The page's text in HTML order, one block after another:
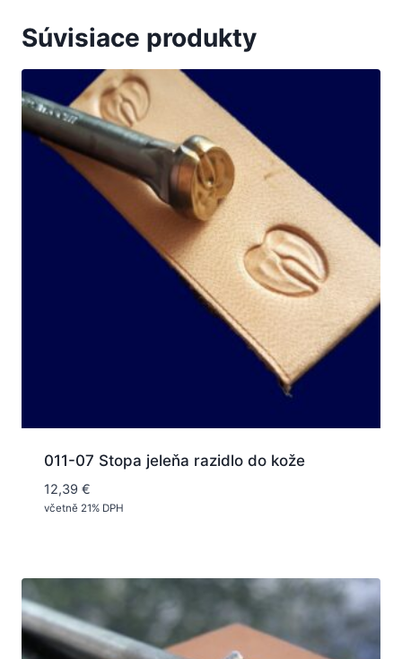
Súvisiace produkty
011-07 Stopa jeleňa razidlo do kože
12,39 €
včetně 21% DPH